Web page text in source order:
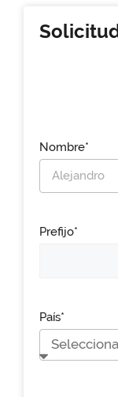
Nombre*
Prefijo*
País*